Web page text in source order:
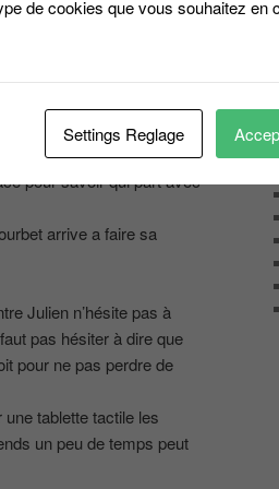
éliminer les plus
monter l’échelle de gain
pour savoir qui part avec
arrive a faire sa
Julien n’hésite pas à
pas hésiter à dire que
pour ne pas perdre de
tablette tactile les
un peu de temps peut
de cookies que vous souhaitez en
Settings Reglage